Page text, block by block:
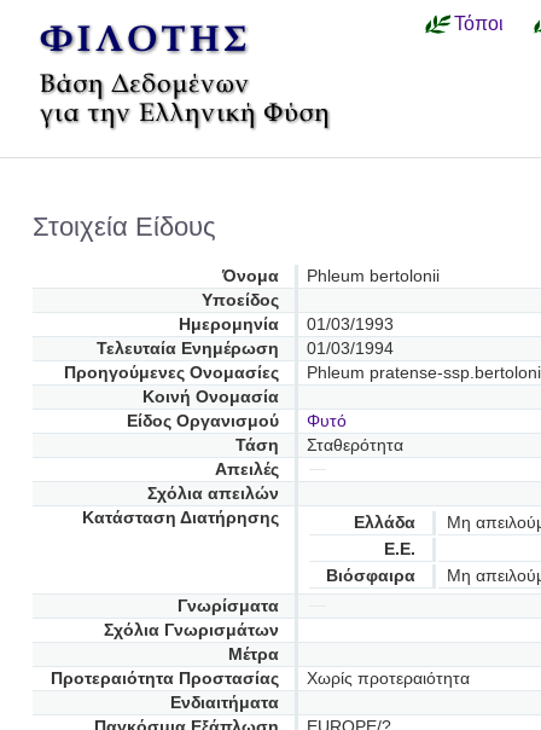
Τόποι
Στοιχεία Είδους
Όνομα
Phleum bertolonii
Υποείδος
Ημερομηνία
01/03/1993
Τελευταία Ενημέρωση
01/03/1994
Προηγούμενες Oνομασίες
Phleum pratense-
Κοινή Ονομασία
Είδος Οργανισμού
Φυτό
Τάση
Σταθερότητα
Απειλές
Σχόλια απειλών
Κατάσταση Διατήρησης
Ελλάδα
Μη
Ε.Ε.
Βιόσφαιρα
Μη
Γνωρίσματα
Σχόλια Γνωρισμάτων
Μέτρα
Προτεραιότητα Προστασίας
Χωρίς προτεραιότητα
Ενδιαιτήματα